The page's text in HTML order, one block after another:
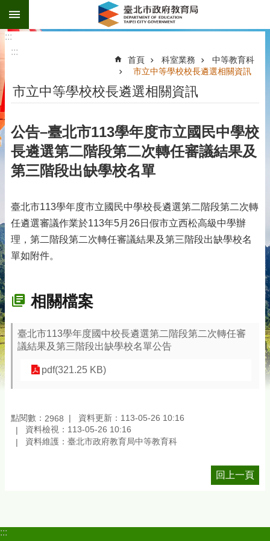
跳到主要內容區塊
:::
:::
首頁 科室業務
中等教育科
市立中等學校校長遴選相關資訊
市立中等學校校長遴選相關資訊
公告–臺北市113學年度市立國民中學校
長遴選第二階段第二次轉任審議結果及
第三階段出缺學校名單
臺北市113學年度市立國民中學校長遴選第二階段第二次轉
任遴選審議作業於113年5月26日假市立西松高級中學辦
理，第二階段第二次轉任審議結果及第三階段出缺學校名
單如附件。
相關檔案
臺北市113學年度國中校長遴選第二階段第二次轉任審
議結果及第三階段出缺學校名單公告
pdf(321.25 KB)
點閱數： 2968
資料更新：113-05-26 10:16
資料檢視：113-05-26 10:16
資料維護：臺北市政府教育局中等教育科
回上一頁
:::